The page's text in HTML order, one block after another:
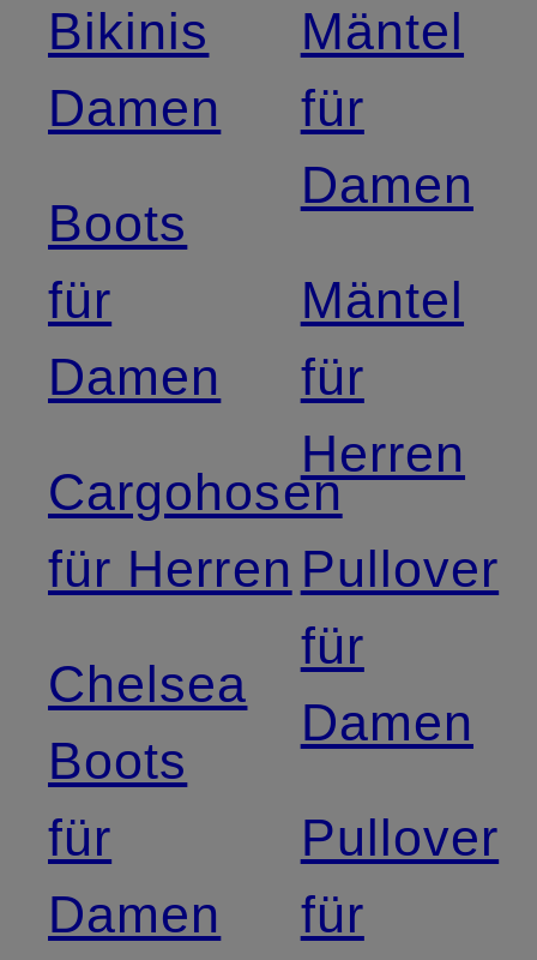
Bikinis
Damen
Boots
für
Damen
Cargohosen
für Herren
Chelsea
Boots
für
Damen
Mäntel
für
Damen
Mäntel
für
Herren
Pullover
für
Damen
Pullover
für